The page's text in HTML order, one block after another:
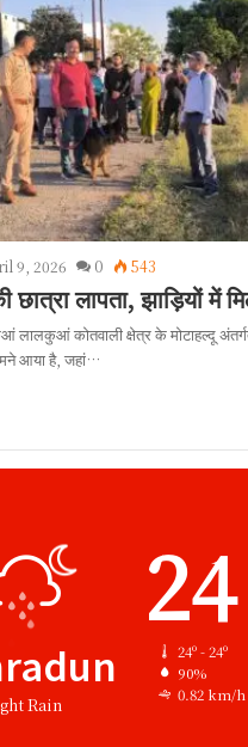
9, 2026 0 543
छात्रा लापता, झाड़ियों में
लालकुआं कोतवाली क्षेत्र के मोटाहल्दू
आया है, जहां…
Rain
24
24º - 24º
90%
0.82 km/h